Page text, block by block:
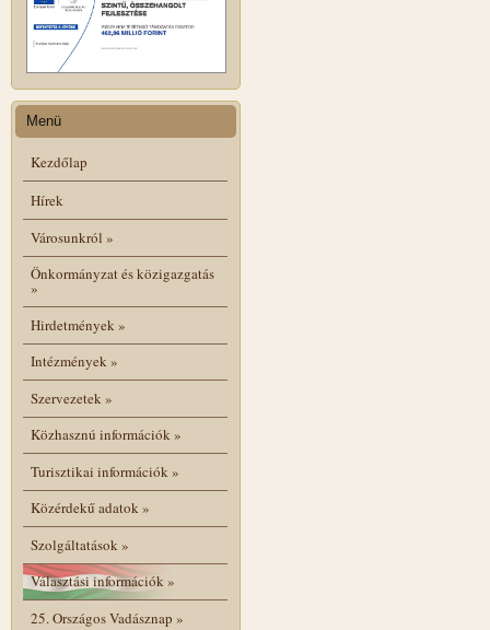
Menü
Kezdőlap
Hírek
Városunkról »
Önkormányzat és közigazgatás
»
Hirdetmények»
Intézmények»
Szervezetek»
Közhasznú információk»
Turisztikai információk»
Közérdekű adatok»
Szolgáltatások»
Választási információk»
25. Országos Vadásznap »